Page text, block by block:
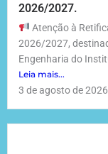
2026/2027.
Atenção à
2026/2027,
Engenharia do
Leia mais...
3 de agosto de 2026